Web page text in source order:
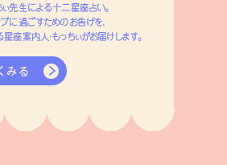
先生による十二星座占い。
に過ごすためのお告げを、
座案内人・もっちぃがお届けします。
みる